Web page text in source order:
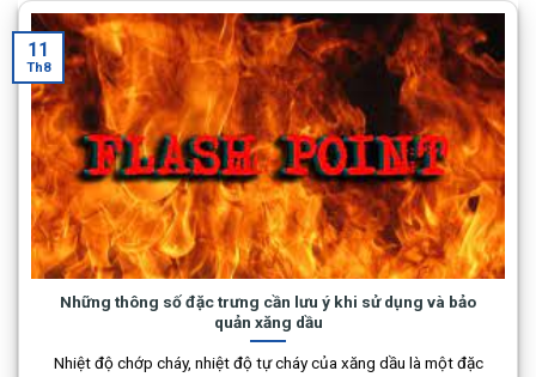
Những thông số đặc trưng cần lưu ý khi sử dụng và bảo
quản xăng dầu
Nhiệt độ chớp cháy, nhiệt độ tự cháy của xăng dầu là một đặc
11
Th8